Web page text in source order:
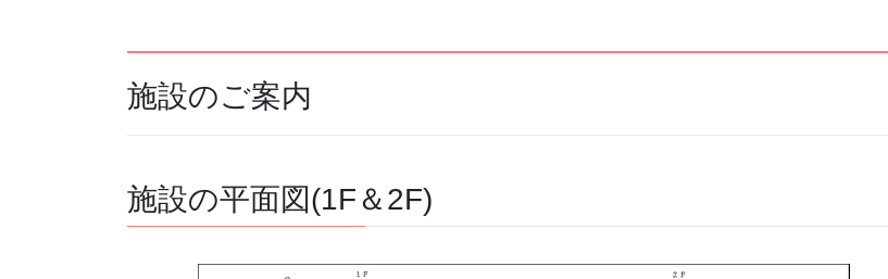
施設のご案内
施設の平面図(1F＆2F)